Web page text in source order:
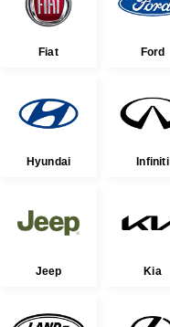
Fiat Ford
Hyundai Infiniti
Jeep Kia